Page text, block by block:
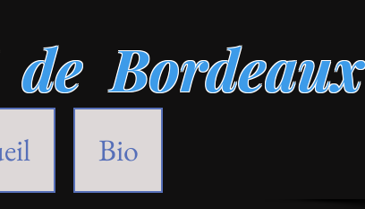
Bordeaux
Bio